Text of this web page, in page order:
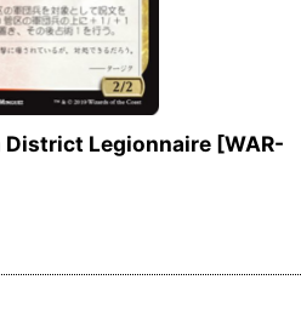
District Legionnaire [WAR-